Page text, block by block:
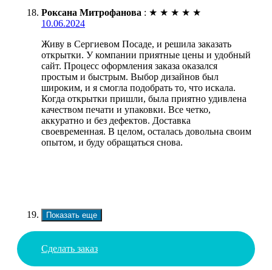
Роксана Митрофанова : ★ ★ ★ ★ ★
10.06.2024
Живу в Сергиевом Посаде, и решила заказать
открытки. У компании приятные цены и удобный
сайт. Процесс оформления заказа оказался
простым и быстрым. Выбор дизайнов был
широким, и я смогла подобрать то, что искала.
Когда открытки пришли, была приятно удивлена
качеством печати и упаковки. Все четко,
аккуратно и без дефектов. Доставка
своевременная. В целом, осталась довольна своим
опытом, и буду обращаться снова.
Показать еще
Сделать заказ